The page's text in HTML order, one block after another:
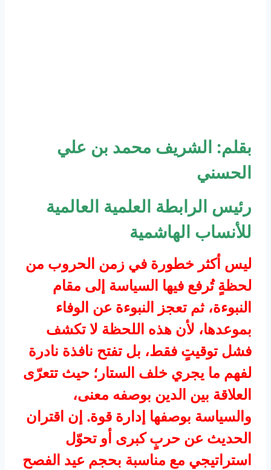
بقلم: الشريف محمد بن علي
الحسني
رئيس الرابطة العلمية العالمية
للأنساب الهاشمية
ليس أكثر خطورة في زمن الحروب من
لحظةٍ تُرفع فيها السياسة إلى مقام
النبوءة، ثم تعجز النبوءة عن الوفاء
بموعدها، لأن هذه اللحظة لا تكشف
فشل توقيتٍ فقط، بل تفتح نافذة نادرة
لفهم ما يجري خلف الستار؛ حيث تتعرّى
العلاقة بين الدين بوصفه معنى،
والسياسة بوصفها إدارة قوة. إن اقتران
الحديث عن حربٍ كبرى أو تحوّل
استراتيجي مع مناسبة بحجم عيد الفصح